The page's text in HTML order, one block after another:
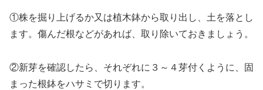
①株を掘り上げるか又は植木鉢から取り出し、土を落とし
ます。傷んだ根などがあれば、取り除いておきましょう。
②新芽を確認したら、それぞれに３～４芽付くように、固
まった根鉢をハサミで切ります。